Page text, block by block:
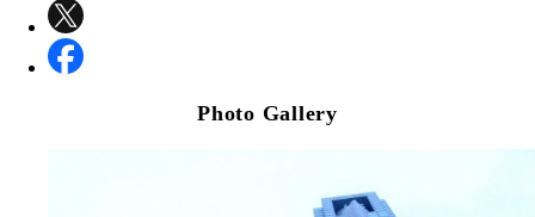
Photo Gallery